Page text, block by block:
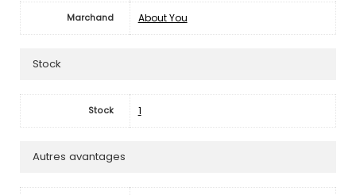
Marchand About You
Stock
Stock 1
Autres avantages